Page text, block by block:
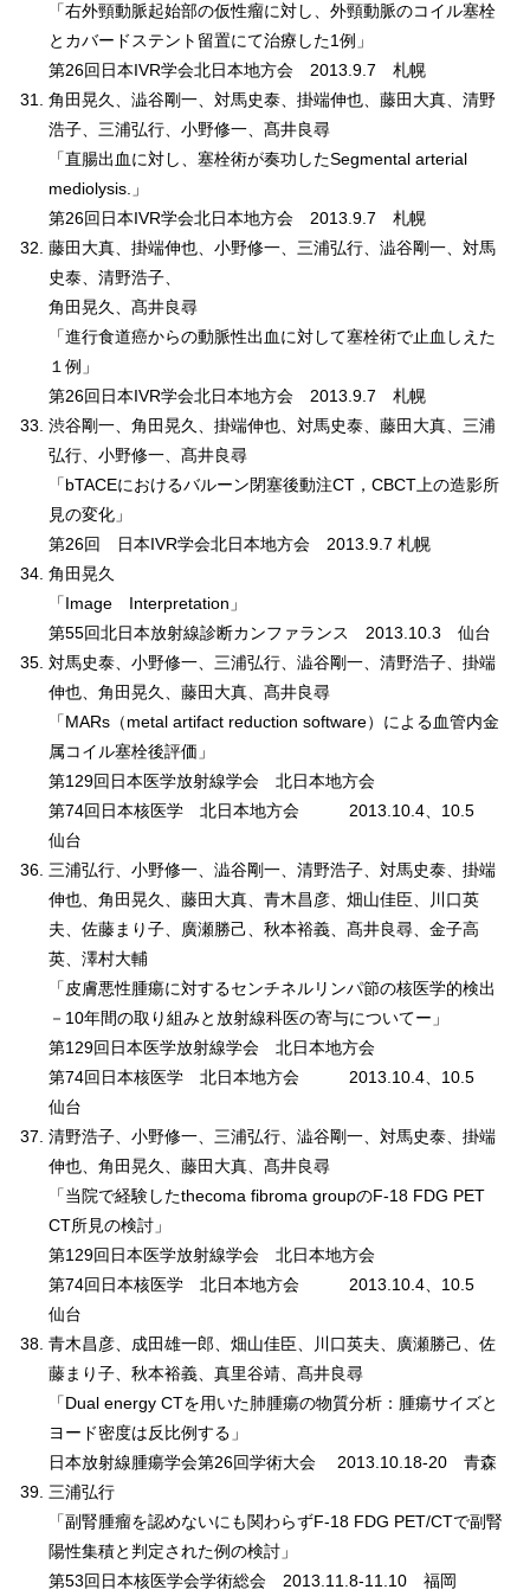
「右外頸動脈起始部の仮性瘤に対し、外頸動脈のコイル塞栓
とカバードステント留置にて治療した1例」
第26回日本IVR学会北日本地方会 2013.9.7 札幌
角田晃久、澁谷剛一、対馬史泰、掛端伸也、藤田大真、清野
浩子、三浦弘行、小野修一、髙井良尋
「直腸出血に対し、塞栓術が奏功したSegmental arterial
mediolysis.」
第26回日本IVR学会北日本地方会 2013.9.7 札幌
藤田大真、掛端伸也、小野修一、三浦弘行、澁谷剛一、対馬
史泰、清野浩子、
角田晃久、髙井良尋
「進行食道癌からの動脈性出血に対して塞栓術で止血しえた
１例」
第26回日本IVR学会北日本地方会 2013.9.7 札幌
渋谷剛一、角田晃久、掛端伸也、対馬史泰、藤田大真、三浦
弘行、小野修一、髙井良尋
「bTACEにおけるバルーン閉塞後動注CT，CBCT上の造影所
見の変化」
第26回 日本IVR学会北日本地方会 2013.9.7 札幌
角田晃久
「Image Interpretation」
第55回北日本放射線診断カンファランス 2013.10.3 仙台
対馬史泰、小野修一、三浦弘行、澁谷剛一、清野浩子、掛端
伸也、角田晃久、藤田大真、髙井良尋
「MARs（metal artifact reduction software）による血管内金
属コイル塞栓後評価」
第129回日本医学放射線学会 北日本地方会
第74回日本核医学 北日本地方会 2013.10.4、10.5
仙台
三浦弘行、小野修一、澁谷剛一、清野浩子、対馬史泰、掛端
伸也、角田晃久、藤田大真、青木昌彦、畑山佳臣、川口英
夫、佐藤まり子、廣瀬勝己、秋本裕義、髙井良尋、金子高
英、澤村大輔
「皮膚悪性腫瘍に対するセンチネルリンパ節の核医学的検出
－10年間の取り組みと放射線科医の寄与についてー」
第129回日本医学放射線学会 北日本地方会
第74回日本核医学 北日本地方会 2013.10.4、10.5
仙台
清野浩子、小野修一、三浦弘行、澁谷剛一、対馬史泰、掛端
伸也、角田晃久、藤田大真、髙井良尋
「当院で経験したthecoma fibroma groupのF-18 FDG PET
CT所見の検討」
第129回日本医学放射線学会 北日本地方会
第74回日本核医学 北日本地方会 2013.10.4、10.5
仙台
青木昌彦、成田雄一郎、畑山佳臣、川口英夫、廣瀬勝己、佐
藤まり子、秋本裕義、真里谷靖、髙井良尋
「Dual energy CTを用いた肺腫瘍の物質分析：腫瘍サイズと
ヨード密度は反比例する」
日本放射線腫瘍学会第26回学術大会 2013.10.18-20 青森
三浦弘行
「副腎腫瘤を認めないにも関わらずF-18 FDG PET/CTで副腎
陽性集積と判定された例の検討」
第53回日本核医学会学術総会 2013.11.8-11.10 福岡